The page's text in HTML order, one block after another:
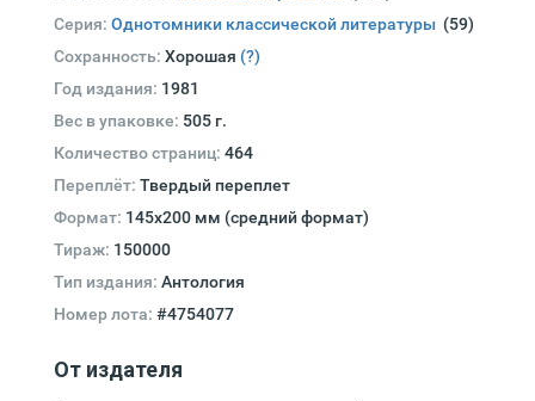
Серия: Однотомники классической литературы (59)
Сохранность: Хорошая (?)
Год издания: 1981
Вес в упаковке: 505 г.
Количество страниц: 464
Переплёт: Твердый переплет
Формат: 145х200 мм (средний формат)
Тираж: 150000
Тип издания: Антология
Номер лота: #4754077
От издателя